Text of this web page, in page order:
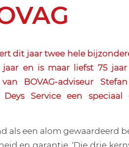
dit jaar twee hele
en is maar liefst 75 jaar
BOVAG-adviseur
Service een speciaal
als een alom gewaardeerd